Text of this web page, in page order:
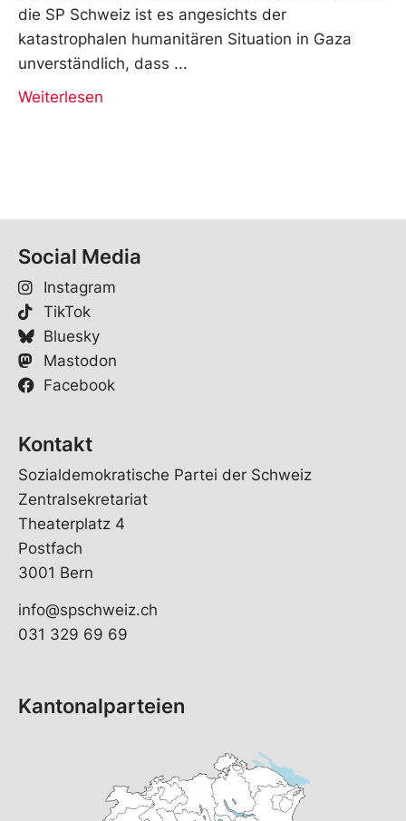
die SP Schweiz ist es angesichts der
katastrophalen humanitären Situation in Gaza
unverständlich, dass
Weiterlesen
Social Media
Instagram
TikTok
Bluesky
Mastodon
Facebook
Kontakt
Sozialdemokratische Partei der Schweiz
Zentralsekretariat
Theaterplatz 4
Postfach
3001 Bern
info@spschweiz.ch
031 329 69 69
Kantonalparteien